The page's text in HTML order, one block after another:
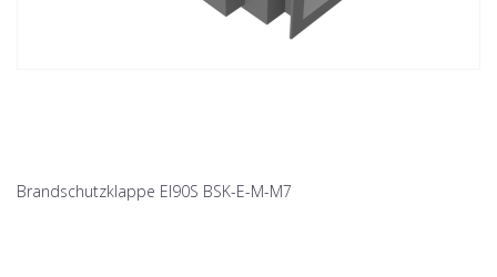
Brandschutzklappe EI90S BSK-E-M-M7